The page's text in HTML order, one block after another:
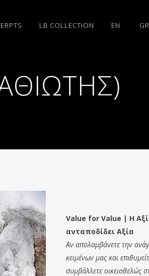
LB COLLECTION EN GR
Value for Value | Η
ανταποδίδει Αξία
Αν απολαμβάνετε την
κειμένων μας και
συμβάλλετε οικειοθελώς